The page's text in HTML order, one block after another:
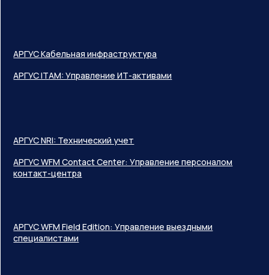
АРГУС WFM Field Edition: Управление выездными
специалистами
АРГУС NRI: Технический учет
АРГУС WFM Contact Center: Управление персоналом
контакт-центра
АРГУС Кабельная инфраструктура
АРГУС ITAM: Управление ИТ-активами